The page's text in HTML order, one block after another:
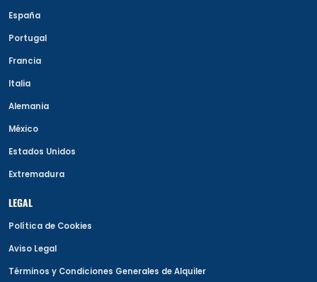
España
Portugal
Francia
Italia
Alemania
México
Estados Unidos
Extremadura
LEGAL
Política de Cookies
Aviso Legal
Términos y Condiciones Generales de Alquiler